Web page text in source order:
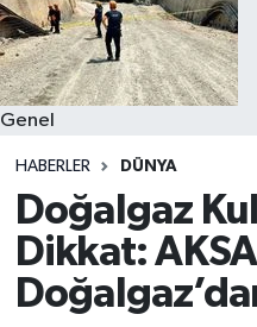
Genel
HABERLER DÜNYA
Doğalgaz
Dikkat: AKSA